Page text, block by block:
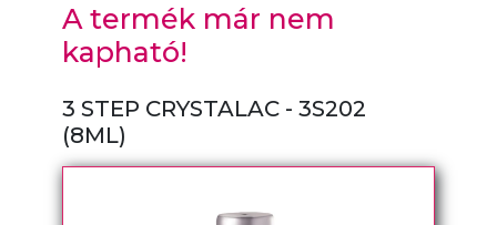
A termék már nem
kapható!
3 STEP CRYSTALAC - 3S202
(8ML)